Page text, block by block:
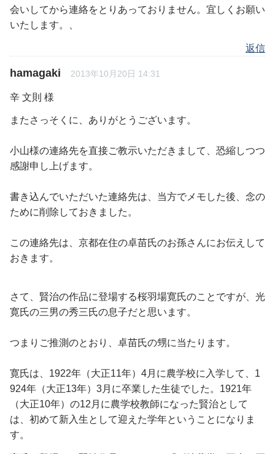
会いしてから連絡をとりあっておりません。宜しくお願い
いたします。、
返信
hamagaki 2013年10月20日 14:31
辛 文則 様
またさっそくに、ありがとうございます。
小山様の連絡先を直接ご教示いただきまして、恐縮しつつ
感謝申し上げます。
書き込んでいただいた連絡先は、当方でメモした後、念の
ために削除しておきました。
この連絡先は、京都在住の卓苗氏のお孫さんにお伝えして
おきます。
さて、賢治の作品に登場する桜羽場寛氏のことですが、光
寛氏の三男の秀三氏の息子だと思います。
つまりご推測のとおり、卓苗氏の甥に当たります。
寛氏は、1922年（大正11年）4月に農学校に入学して、1
924年（大正13年）3月に卒業した生徒でした。1921年
（大正10年）の12月に農学校教師になった賢治として
は、初めて新入生として迎えた学年ということになりま
す。